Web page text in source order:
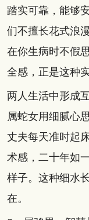
踏实可靠，能够
们不擅长花式浪
在你生病时不假
全感，正是这种
两人生活中形成
属蛇女用细腻心
丈夫每天准时起
术感，二十年如
样子。这种细水
在。